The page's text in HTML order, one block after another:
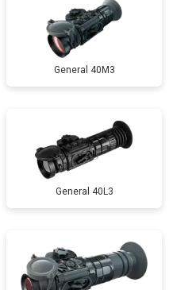
General 40M3
General 40L3